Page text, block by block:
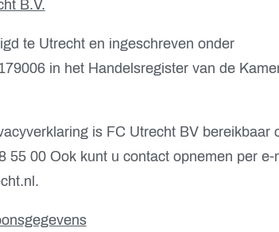
B.V.
te Utrecht en ingeschreven onder
in het Handelsregister van de
is FC Utrecht BV bereikbaar
55 00 Ook kunt u contact opnemen per e-